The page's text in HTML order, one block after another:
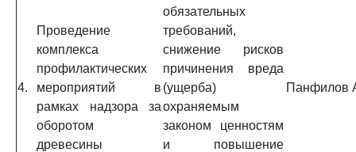
4.
Проведение
комплекса
профилактических
мероприятий в
рамках надзора за
оборотом
древесины
обязательных
требований,
снижение рисков
причинения вреда
(ущерба)
охраняемым
законом ценностям
и повышение
Панфилов